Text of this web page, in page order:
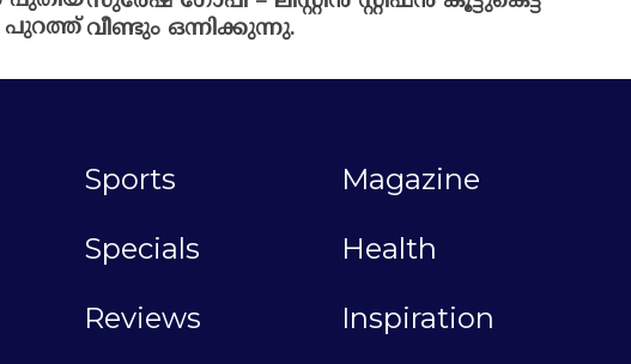
പുറത്ത് വീണ്ടും ഒന്നിക്കുന്നു.
Sports
Magazine
Specials
Health
Reviews Inspiration